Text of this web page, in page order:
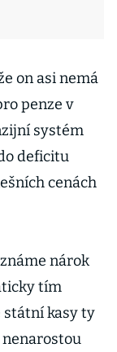
on asi nemá
penze v
systém
deficitu
cenách
nárok
tím
státní kasy ty